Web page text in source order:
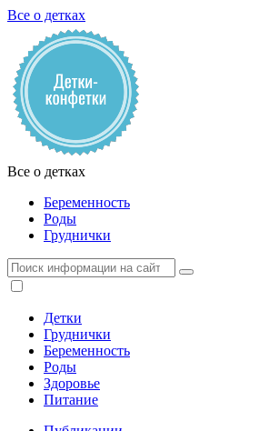
Все о детках
Все о детках
Беременность
Роды
Груднички
Детки
Груднички
Беременность
Роды
Здоровье
Питание